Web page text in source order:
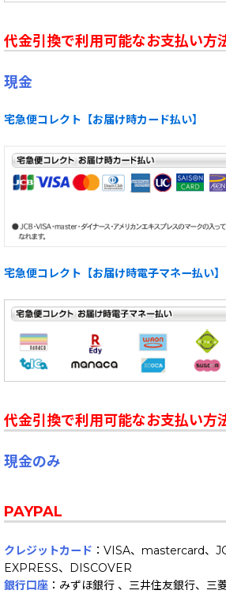
代金引換で利用可能なお支払い方
現金
宅急便コレクト【お届け時カード払い】
宅急便コレクト【お届け時電子マネー払い】
代金引換で利用可能なお支払い方
現金のみ
PAYPAL
クレジットカード ：VISA、mastercard、
EXPRESS、DISCOVER
銀行口座 ：みずほ銀行 、三井住友銀行、三